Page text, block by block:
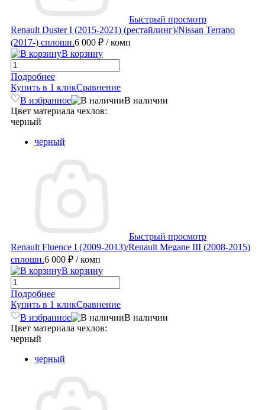
Быстрый просмотр
Renault Duster I (2015-2021) (рестайлинг)/Nissan Terrano
(2017-) сплошн.6 000 ₽ / комп
В корзину
Подробнее
Купить в 1 кликСравнение
В избранное
В наличии
Цвет материала чехлов:
черный
черный
Быстрый просмотр
Renault Fluence I (2009-2013)/Renault Megane III (2008-2015)
сплошн.6 000 ₽ / комп
В корзину
Подробнее
Купить в 1 кликСравнение
В избранное
В наличии
Цвет материала чехлов:
черный
черный